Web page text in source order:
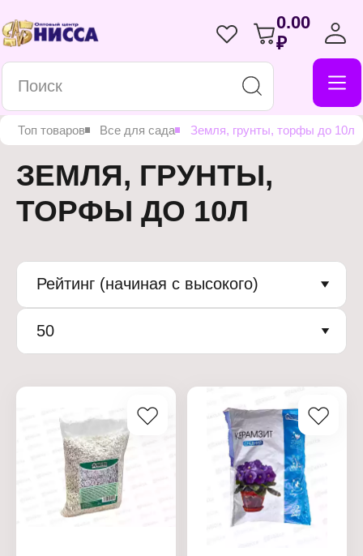
0.00
₽
Топ товаров Все для сада Земля, грунты, торфы до 10л
ЗЕМЛЯ, ГРУНТЫ,
ТОРФЫ ДО 10Л
Рейтинг (начиная с высокого)
50